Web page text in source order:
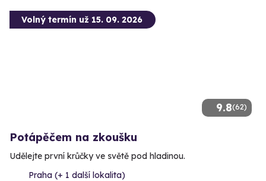
9.8(62)
Volný termín už 15. 09. 2026
Potápěčem na zkoušku
Udělejte první krůčky ve světě pod hladinou.
Praha (+ 1 další lokalita)